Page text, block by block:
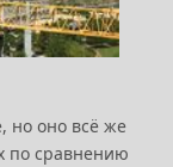
но оно всё же
по сравнению